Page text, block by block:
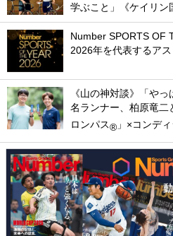
学ぶこと」《ケイリン
Number SPORTS OF
2026年を代表するア
《山の神対談》「や
名ランナー、柏原竜二
ロンパス® 」×コンデ